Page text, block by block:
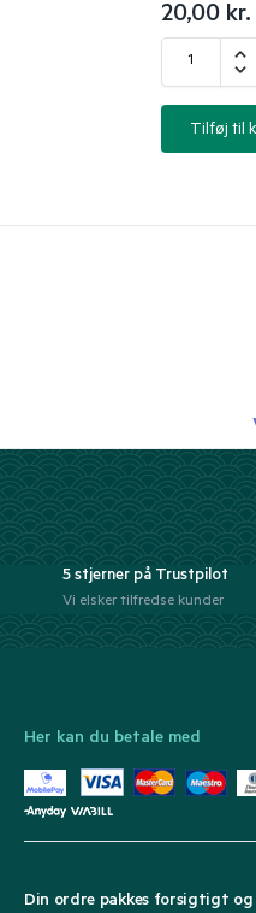
20,00 kr.
Tilføj til
5 stjerner på Trustpilot
Vi elsker tilfredse kunder
Her kan du betale med
Din ordre pakkes forsigtigt og